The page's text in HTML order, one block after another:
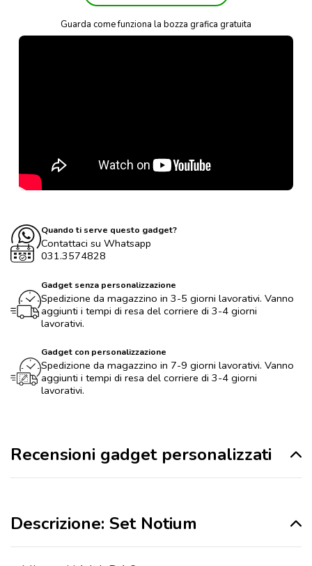
Guarda come funziona la bozza grafica gratuita
Quando ti serve questo gadget?
Contattaci su Whatsapp
031.3574828
Gadget senza personalizzazione
Spedizione da magazzino in 3-5 giorni lavorativi. Vanno
aggiunti i tempi di resa del corriere di 3-4 giorni
lavorativi.
Gadget con personalizzazione
Spedizione da magazzino in 7-9 giorni lavorativi. Vanno
aggiunti i tempi di resa del corriere di 3-4 giorni
lavorativi.
Recensioni gadget personalizzati
Descrizione: Set Notium